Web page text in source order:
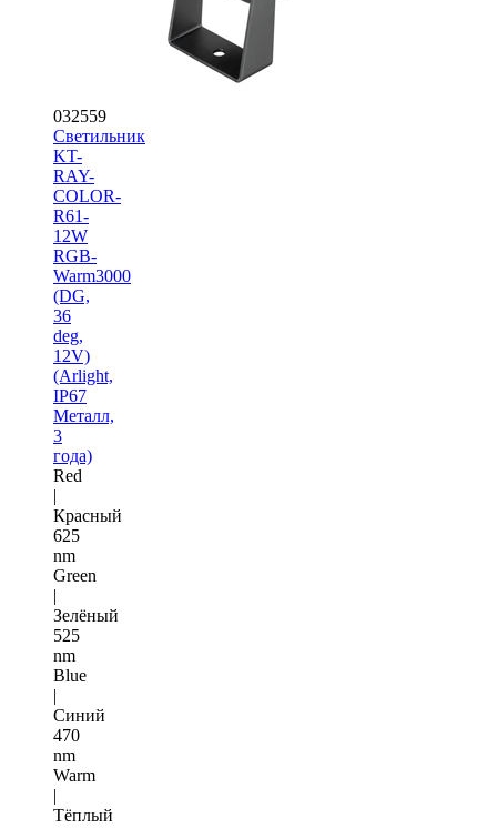
032559
Светильник
KT-
RAY-
COLOR-
R61-
12W
RGB-
Warm3000
(DG,
36
deg,
12V)
(Arlight,
IP67
Металл,
3
года)
Red
|
Красный
625
nm
Green
|
Зелёный
525
nm
Blue
|
Синий
470
nm
Warm
|
Тёплый